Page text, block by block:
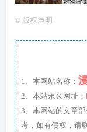
© 版权声明
1、本网站名称：
2、本站永久网址：
3、本网站的文章
考，如有侵权，请